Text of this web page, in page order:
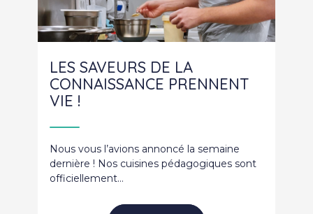
LES SAVEURS DE LA
CONNAISSANCE PRENNENT
VIE !
Nous vous l’avions annoncé la semaine
dernière ! Nos cuisines pédagogiques sont
officiellement…